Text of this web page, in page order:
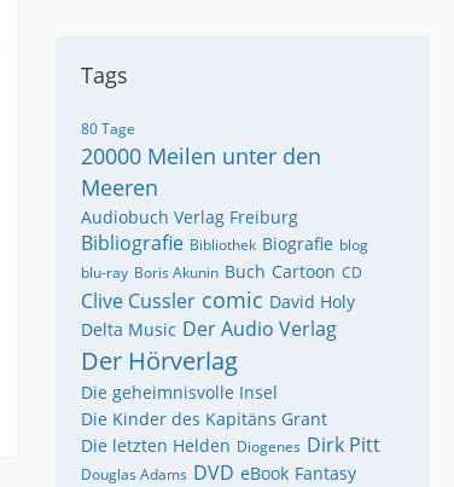
Tags
80 Tage
20000 Meilen unter den
Meeren
Audiobuch Verlag Freiburg
Bibliografie Bibliothek Biografie blog
blu-ray Boris Akunin Buch Cartoon CD
Clive Cussler comic David Holy
Delta Music Der Audio Verlag
Der Hörverlag
Die geheimnisvolle Insel
Die Kinder des Kapitäns Grant
Die letzten Helden Diogenes Dirk Pitt
Douglas Adams DVD eBook Fantasy